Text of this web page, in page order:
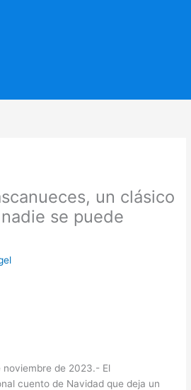
un clásico
se puede
noviembre de 2023.- El
cuento de Navidad que deja un